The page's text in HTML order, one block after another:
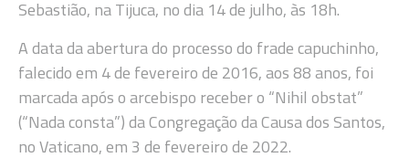
Sebastião, na Tijuca, no dia 14 de julho, às 18h.
A data da abertura do processo do frade capuchinho,
falecido em 4 de fevereiro de 2016, aos 88 anos, foi
marcada após o arcebispo receber o “Nihil obstat”
(“Nada consta”) da Congregação da Causa dos Santos,
no Vaticano, em 3 de fevereiro de 2022.